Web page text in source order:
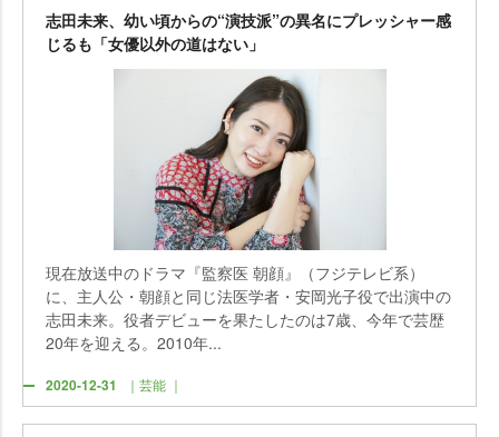
志田未来、幼い頃からの“演技派”の異名にプレッシャー感
じるも「女優以外の道はない」
現在放送中のドラマ『監察医 朝顔』（フジテレビ系）
に、主人公・朝顔と同じ法医学者・安岡光子役で出演中の
志田未来。役者デビューを果たしたのは7歳、今年で芸歴
20年を迎える。2010年...
2020-12-31 ｜芸能 ｜